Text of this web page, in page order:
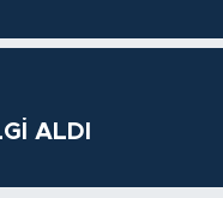
ALDI